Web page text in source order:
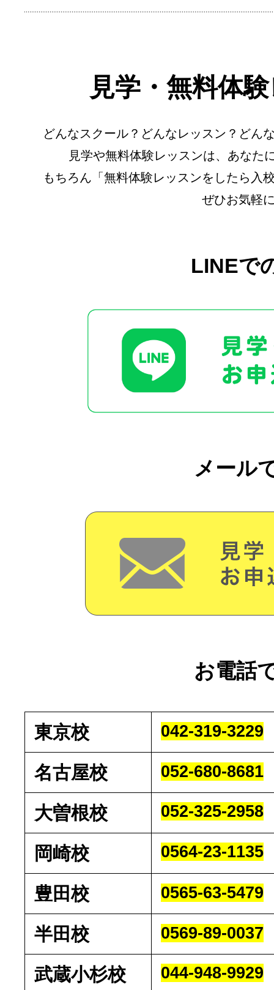
見学・無料体
どんなスクール？どんなレッスン？どん
見学や無料体験レッスンは、あなた
もちろん「無料体験レッスンをしたら入
ぜひお気軽
LINEで
メール
お電話
東京校 042-319-3229
名古屋校 052-680-8681
大曽根校 052-325-2958
岡崎校 0564-23-1135
豊田校 0565-63-5479
半田校 0569-89-0037
武蔵小杉校 044-948-9929